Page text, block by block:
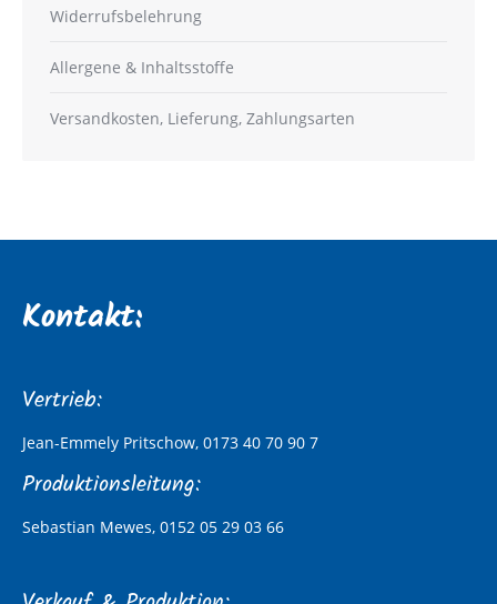
Widerrufsbelehrung
Allergene & Inhaltsstoffe
Versandkosten, Lieferung, Zahlungsarten
Kontakt:
Vertrieb:
Jean-Emmely Pritschow, 0173 40 70 90 7
Produktionsleitung:
Sebastian Mewes, 0152 05 29 03 66